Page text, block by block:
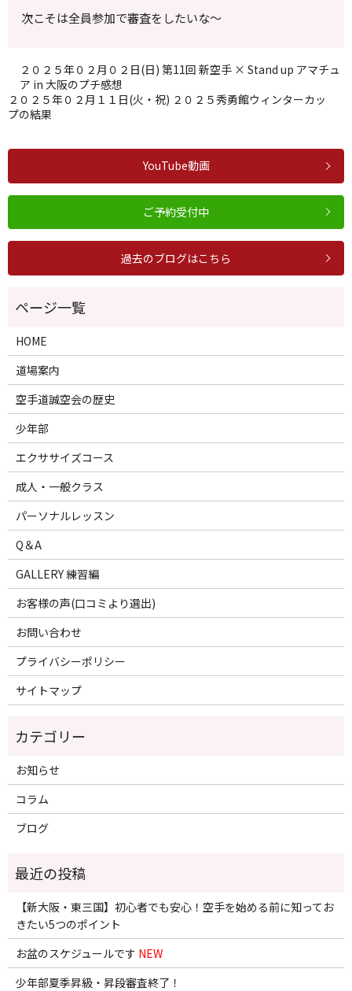
次こそは全員参加で審査をしたいな～
２０２５年０２月０２日(日) 第11回 新空手 × Stand up アマチュ
ア in 大阪のプチ感想
２０２５年０２月１１日(火・祝) ２０２５秀勇館ウィンターカッ
プの結果
YouTube動画
ご予約受付中
過去のブログはこちら
HOME
道場案内
空手道誠空会の歴史
少年部
エクササイズコース
成人・一般クラス
パーソナルレッスン
Q＆A
GALLERY 練習編
お客様の声(口コミより選出)
お問い合わせ
プライバシーポリシー
サイトマップ
お知らせ
コラム
ブログ
【新大阪・東三国】初心者でも安心！空手を始める前に知ってお
きたい5つのポイント
お盆のスケジュールです NEW
少年部夏季昇級・昇段審査終了！